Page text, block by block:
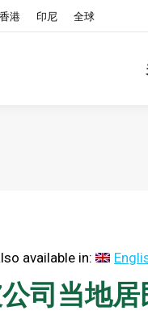
香港 印尼 全球
available in:
司当地